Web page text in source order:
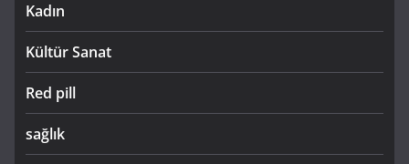
Kadın
Kültür Sanat
Red pill
sağlık